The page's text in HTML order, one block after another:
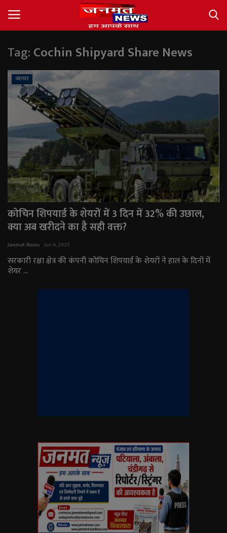
Login Register
About
देश
अंतर्राष्ट्रीय
राज्य
खेल
राजनीति
मनोरंजन
Language
Arabic
Tag:Cochin Shipyard Share News
व्यापार
कोचिन शिपयार्ड के शेयरों में 3 दिन में 32% की उछाल,
क्या अब खरीदने का है सही वक्त?
Janmat News Jun 6, 2025
सरकारी रक्षा क्षेत्र की कंपनी कोचिन शिपयार्ड के शेयरों ने हाल के दिनों में
शेयर ...